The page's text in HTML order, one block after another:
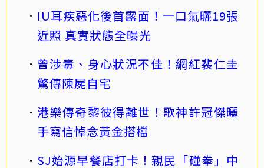
IU耳疾惡化後首露面！一口氣曬19張
近照 真實狀態全曝光
曾涉毒、身心狀況不佳！網紅裴仁圭
驚傳陳屍自宅
港樂傳奇黎彼得離世！歌神許冠傑曬
手寫信悼念黃金搭檔
SJ始源早餐店打卡！親民「碰拳」中